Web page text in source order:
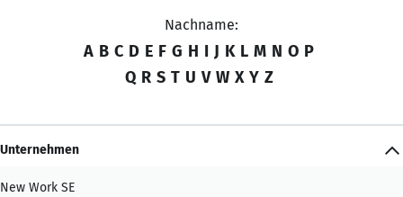
Nachname:
A B C D E F G H I J K L M N O P
Q R S T U V W X Y Z
Unternehmen
New Work SE